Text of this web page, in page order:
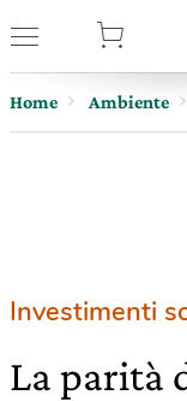
Home Ambiente
Investimenti
La parità